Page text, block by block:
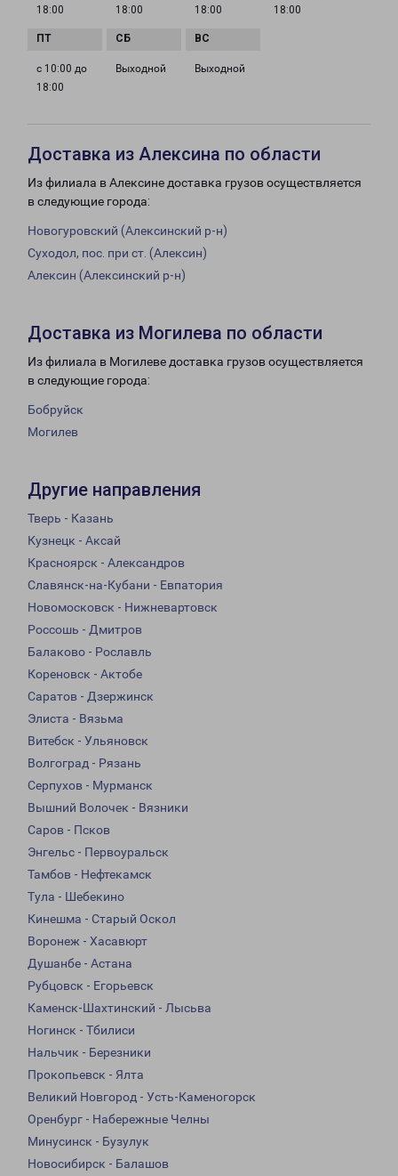
18:00
18:00
18:00
18:00
с 10:00 до
18:00
Выходной Выходной
Доставка из Алексина по области
Из филиала в Алексине доставка грузов осуществляется
в следующие города:
Новогуровский (Алексинский р-н)
Суходол, пос. при ст. (Алексин)
Алексин (Алексинский р-н)
Доставка из Могилева по области
Из филиала в Могилеве доставка грузов осуществляется
в следующие города:
Бобруйск
Могилев
Другие направления
Тверь - Казань
Кузнецк - Аксай
Красноярск - Александров
Славянск-на-Кубани - Евпатория
Новомосковск - Нижневартовск
Россошь - Дмитров
Балаково - Рославль
Кореновск - Актобе
Саратов - Дзержинск
Элиста - Вязьма
Витебск - Ульяновск
Волгоград - Рязань
Серпухов - Мурманск
Вышний Волочек - Вязники
Саров - Псков
Энгельс - Первоуральск
Тамбов - Нефтекамск
Тула - Шебекино
Кинешма - Старый Оскол
Воронеж - Хасавюрт
Душанбе - Астана
Рубцовск - Егорьевск
Каменск-Шахтинский - Лысьва
Ногинск - Тбилиси
Нальчик - Березники
Прокопьевск - Ялта
Великий Новгород - Усть-Каменогорск
Оренбург - Набережные Челны
Минусинск - Бузулук
Новосибирск - Балашов